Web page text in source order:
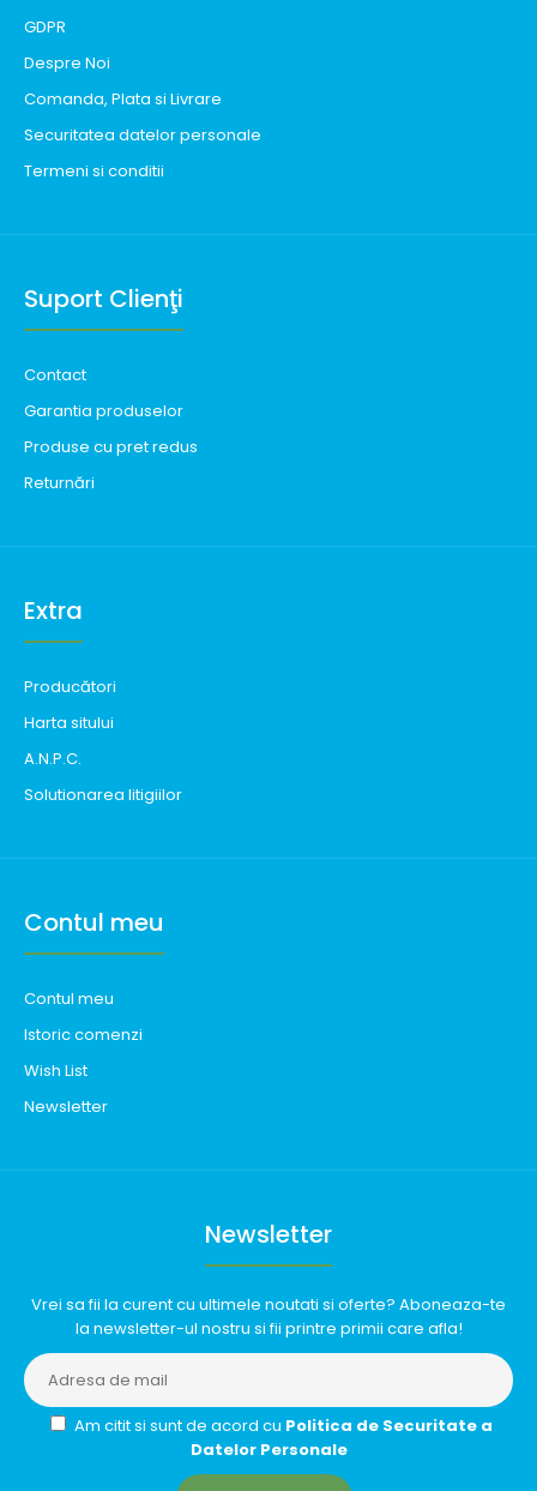
GDPR
Despre Noi
Comanda, Plata si Livrare
Securitatea datelor personale
Termeni si conditii
Suport Clienţi
Contact
Garantia produselor
Produse cu pret redus
Returnări
Extra
Producători
Harta sitului
A.N.P.C.
Solutionarea litigiilor
Contul meu
Contul meu
Istoric comenzi
Wish List
Newsletter
Newsletter
Vrei sa fii la curent cu ultimele noutati si oferte? Aboneaza-te
la newsletter-ul nostru si fii printre primii care afla!
Am citit si sunt de acord cu Politica de Securitate a
Datelor Personale